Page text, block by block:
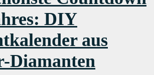
DIY
aus
Diamanten